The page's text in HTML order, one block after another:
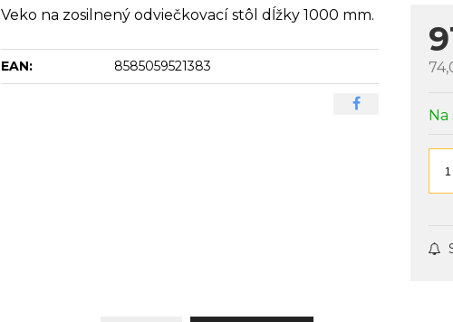
Na
Veko na zosilnený odviečkovací stôl dĺžky 1000 mm.
EAN: 8585059521383